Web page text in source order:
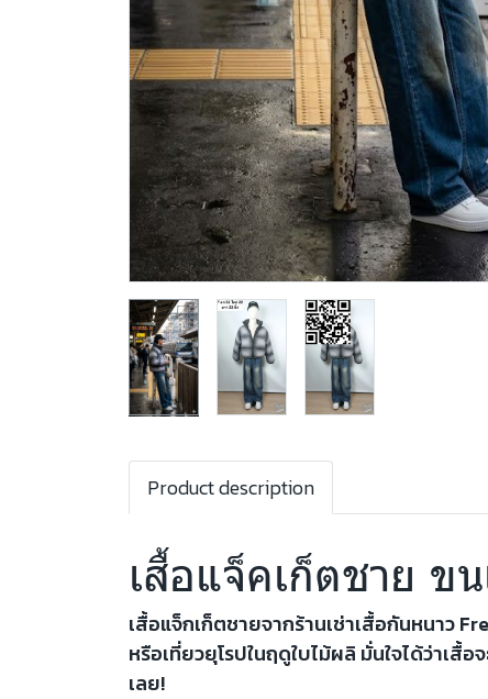
Product description
เสื้อแจ็คเก็ตชาย ข
เสื้อแจ็กเก็ตชายจากร้านเช่าเสื้อกันหนาว
หรือเที่ยวยุโรปในฤดูใบไม้ผลิ มั่นใจได้ว่าเสื้
เลย!